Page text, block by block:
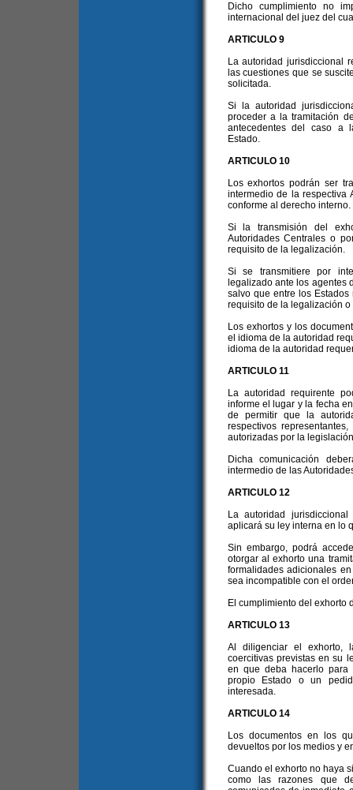
Dicho cumplimiento no
internacional del juez del
ARTICULO 9
La autoridad jurisdiccional
las cuestiones que se
solicitada.
Si la autoridad
proceder a la tramitación
antecedentes del caso a
Estado.
ARTICULO 10
Los exhortos podrán ser
intermedio de la respectiva
conforme al derecho interno.
Si la transmisión del
Autoridades Centrales o
requisito de la legalización.
Si se transmitiere por
legalizado ante los agentes
salvo que entre los
requisito de la legalización
Los exhortos y los
el idioma de la autoridad
idioma de la autoridad
ARTICULO 11
La autoridad requirente
informe el lugar y la fecha
de permitir que la
respectivos
autorizadas por la
Dicha comunicación
intermedio de las
ARTICULO 12
La autoridad
aplicará su ley interna en lo
Sin embargo, podrá
otorgar al exhorto una
formalidades adicionales
sea incompatible con el
El cumplimiento del exhorto
ARTICULO 13
Al diligenciar el exhorto,
coercitivas previstas en su
en que deba hacerlo para
propio Estado o un
interesada.
ARTICULO 14
Los documentos en los
devueltos por los medios y
Cuando el exhorto no haya
como las razones que